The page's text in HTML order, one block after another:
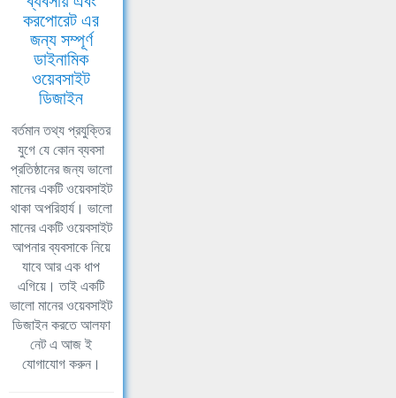
করপোরেট এর
জন্য সম্পূর্ণ
ডাইনামিক
ওয়েবসাইট
ডিজাইন
বর্তমান তথ্য প্রযুক্তির
যুগে যে কোন ব্যবসা
প্রতিষ্ঠানের জন্য ভালো
মানের একটি ওয়েবসাইট
থাকা অপরিহার্য। ভালো
মানের একটি ওয়েবসাইট
আপনার ব্যবসাকে নিয়ে
যাবে আর এক ধাপ
এগিয়ে। তাই একটি
ভালো মানের ওয়েবসাইট
ডিজাইন করতে আলফা
নেট এ আজ ই
যোগাযোগ করুন।